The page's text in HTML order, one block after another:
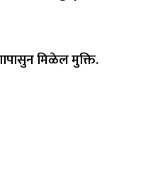
मिळेल मुक्ति.